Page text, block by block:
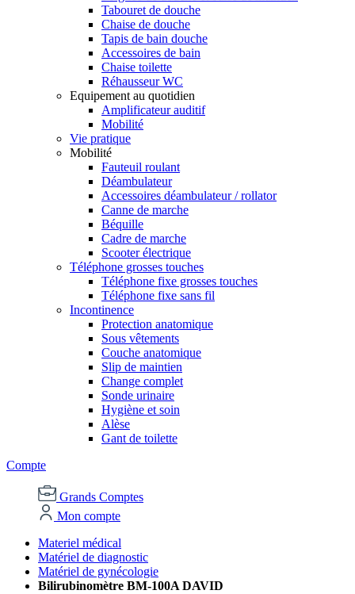
Tabouret de douche
Chaise de douche
Tapis de bain douche
Accessoires de bain
Chaise toilette
Réhausseur WC
Equipement au quotidien
Amplificateur auditif
Mobilité
Vie pratique
Mobilité
Fauteuil roulant
Déambulateur
Accessoires déambulateur / rollator
Canne de marche
Béquille
Cadre de marche
Scooter électrique
Téléphone grosses touches
Téléphone fixe grosses touches
Téléphone fixe sans fil
Incontinence
Protection anatomique
Sous vêtements
Couche anatomique
Slip de maintien
Change complet
Sonde urinaire
Hygiène et soin
Alèse
Gant de toilette
Compte
Grands Comptes
Mon compte
Materiel médical
Matériel de diagnostic
Matériel de gynécologie
Bilirubinomètre BM-100A DAVID